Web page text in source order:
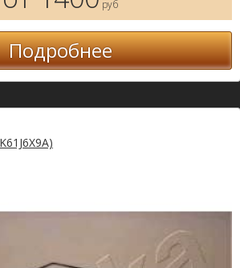
руб
Подробнее